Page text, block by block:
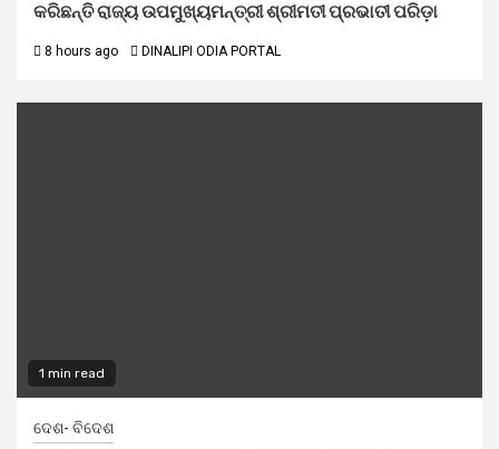
କରିଛନ୍ତି ରାଜ୍ୟ ଉପମୁଖ୍ୟମନ୍ତ୍ରୀ ଶ୍ରୀମତୀ ପ୍ରଭାତୀ ପରିଡ଼ା
8 hours ago DINALIPI ODIA PORTAL
1 min read
ଦେଶ- ବିଦେଶ